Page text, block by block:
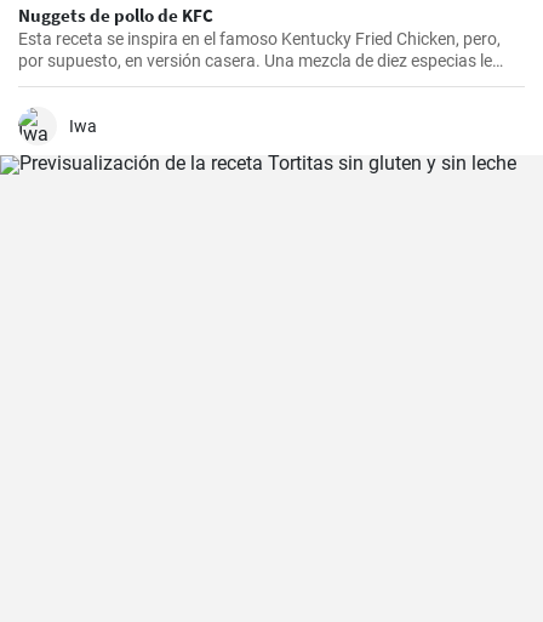
Nuggets de pollo de KFC
Esta receta se inspira en el famoso Kentucky Fried Chicken, pero,
por supuesto, en versión casera. Una mezcla de diez especias le
añade el sabor original.
Iwa